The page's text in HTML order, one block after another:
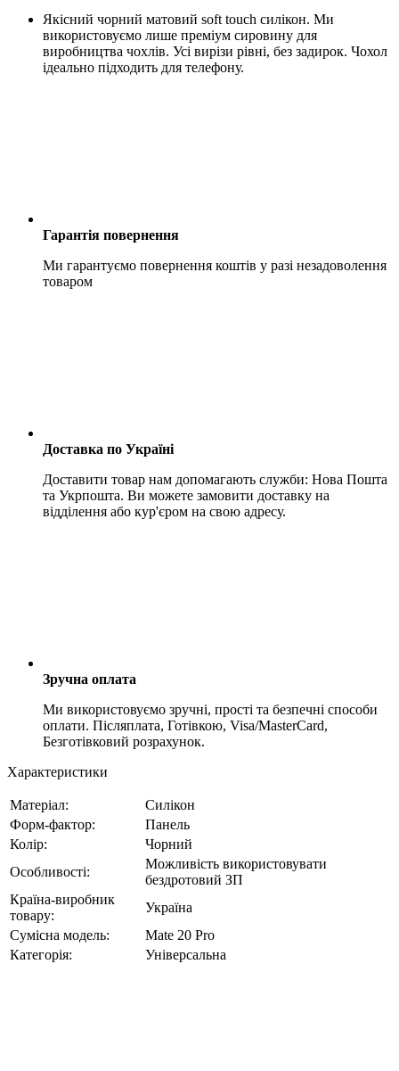
Якісний чорний матовий soft touch силікон. Ми
використовуємо лише преміум сировину для
виробництва чохлів. Усі вирізи рівні, без задирок. Чохол
ідеально підходить для телефону.
Гарантія повернення
Ми гарантуємо повернення коштів у разі незадоволення
товаром
Доставка по Україні
Доставити товар нам допомагають служби: Нова Пошта
та Укрпошта. Ви можете замовити доставку на
відділення або кур'єром на свою адресу.
Зручна оплата
Ми використовуємо зручні, прості та безпечні способи
оплати. Післяплата, Готівкою, Visa/MasterCard,
Безготівковий розрахунок.
Характеристики
Матеріал:
Силікон
Форм-фактор:
Панель
Колір:
Чорний
Особливості:
Можливість використовувати
бездротовий ЗП
Країна-виробник
товару:
Україна
Сумісна модель:
Mate 20 Pro
Категорія:
Універсальна